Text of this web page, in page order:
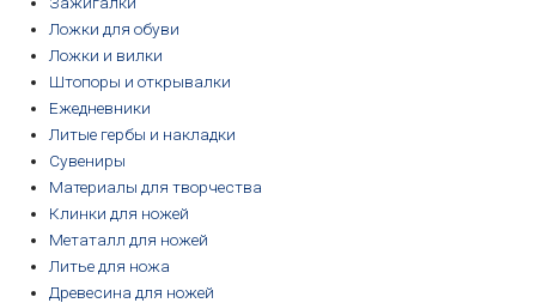
Ложки для обуви
Ложки и вилки
Штопоры и открывалки
Ежедневники
Литые гербы и накладки
Сувениры
Материалы для творчества
Клинки для ножей
Метаталл для ножей
Литье для ножа
Древесина для ножей